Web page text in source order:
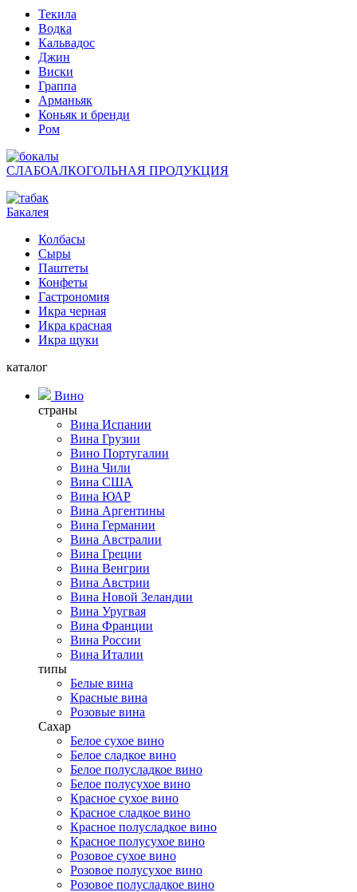
Текила
Водка
Кальвадос
Джин
Виски
Граппа
Арманьяк
Коньяк и бренди
Ром
СЛАБОАЛКОГОЛЬНАЯ ПРОДУКЦИЯ
Бакалея
Колбасы
Сыры
Паштеты
Конфеты
Гастрономия
Икра черная
Икра красная
Икра щуки
каталог
Вино
страны
Вина Испании
Вина Грузии
Вино Португалии
Вина Чили
Вина США
Вина ЮАР
Вина Аргентины
Вина Германии
Вина Австралии
Вина Греции
Вина Венгрии
Вина Австрии
Вина Новой Зеландии
Вина Уругвая
Вина Франции
Вина России
Вина Италии
типы
Белые вина
Красные вина
Розовые вина
Сахар
Белое сухое вино
Белое сладкое вино
Белое полусладкое вино
Белое полусухое вино
Красное сухое вино
Красное сладкое вино
Красное полусладкое вино
Красное полусухое вино
Розовое сухое вино
Розовое полусухое вино
Розовое полусладкое вино